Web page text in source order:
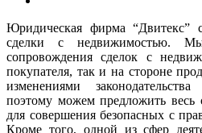
Юридическая фирма “Двитекс”
сделки с недвижимостью.
сопровождения сделок с
покупателя, так и на стороне
изменениями
поэтому можем предложить весь
для совершения безопасных с
Кроме того, одной из сфер